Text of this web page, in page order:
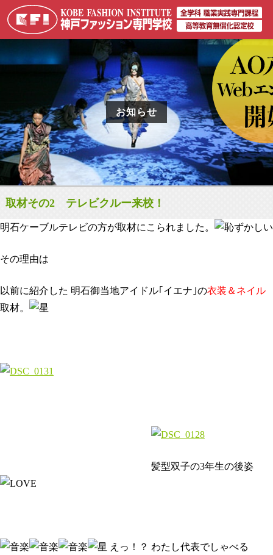
お知らせ
取材その2 テレビクルー来校！
明石ケーブルテレビの方が取材にこられました。
その理由は
以前に紹介した 明石御当地アイドル｢イエナ｣の衣装＆ネイル
取材。
髪型双子の3年生の後姿
えっ！？ わたし代表でしゃべる